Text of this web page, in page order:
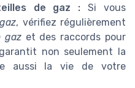
de gaz : Si vous
, vérifiez régulièrement
gazet des raccords pour
non seulement la
aussi la vie de votre